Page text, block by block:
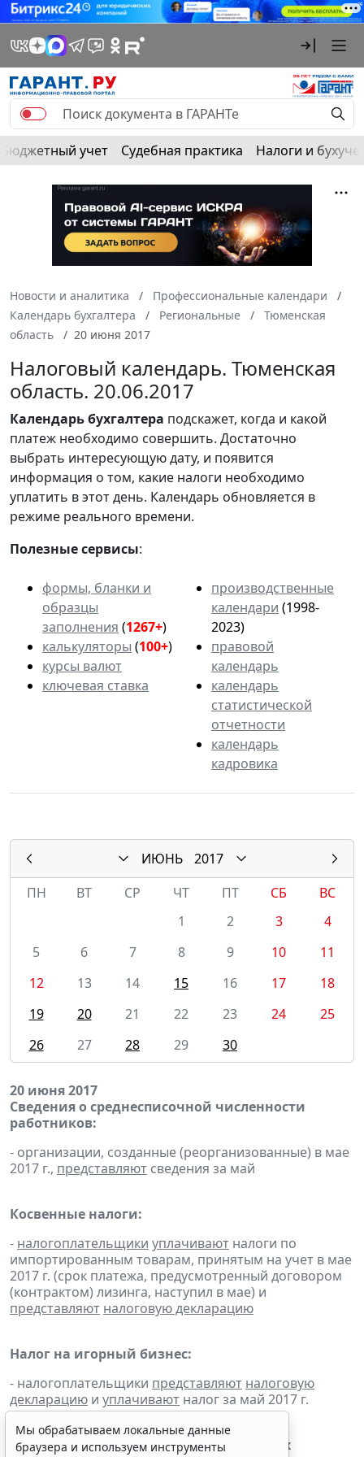
Бюджетный учет Судебная практика Налоги и
Новости и аналитика
Профессиональные календари
Календарь бухгалтера
Региональные
Тюменская
область
20 июня 2017
Налоговый календарь. Тюменская
область. 20.06.2017
Календарьбухгалтера подскажет, когда и какой
платеж необходимо совершить. Достаточно
выбрать интересующую дату, и появится
информация о том, какие налоги необходимо
уплатить в этот день. Календарь обновляется в
режиме реального времени.
Полезные сервисы:
формы, бланки и
образцы
заполнения (1267+)
калькуляторы (100+)
курсы валют
ключевая ставка
производственные
календари (1998-
2023)
правовой
календарь
календарь
статистической
отчетности
календарь
кадровика
ИЮНЬ
2017
ПН
ВТ СР ЧТ ПТ СБ
ВС
1
2 3
4
5
6 7 8 9 10
11
12
13 14 15 16 17
18
19
20 21 22 23 24
25
26
27 28 29 30
20 июня 2017
Сведения о среднесписочной численности
работников:
- организации, созданные (реорганизованные) в мае
2017 г., представляют сведения за май
Косвенные налоги:
- налогоплательщики уплачивают налоги по
импортированным товарам, принятым на учет в мае
2017 г. (срок платежа, предусмотренный договором
(контрактом) лизинга, наступил в мае) и
представляют налоговую декларацию
Налог на игорный бизнес:
- налогоплательщики представляют налоговую
декларацию и уплачивают налог за май 2017 г.
Сбор за пользование объектами водных
Мы обрабатываем локальные данные
браузера и используем инструменты